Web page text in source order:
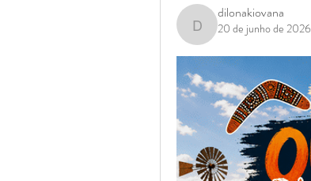
dilonakiovana
dilonakiovana
20 de junho de 2026